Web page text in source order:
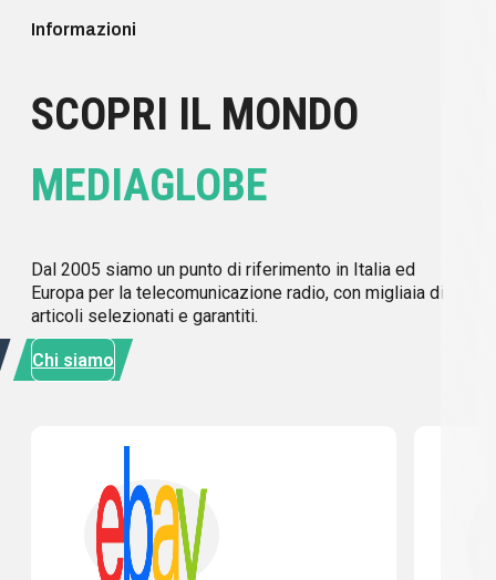
Informazioni
SCOPRI IL MONDO
MEDIAGLOBE
Dal 2005 siamo un punto di riferimento in Italia ed
Europa per la telecomunicazione radio, con migliaia di
articoli selezionati e garantiti.
Chi siamo